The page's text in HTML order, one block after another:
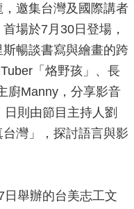
邀集台灣及國際講者
場於7月30日登場，
暢談書寫與繪畫的跨
「烙野孩」、長
廚Manny，分享影音
則由節目主持人劉
灣」，探討語言與影
舉辦的台美志工文